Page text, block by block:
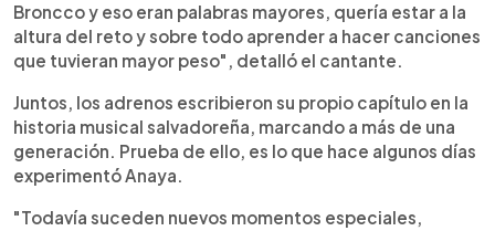
Broncco y eso eran palabras mayores, quería estar a la
altura del reto y sobre todo aprender a hacer canciones
que tuvieran mayor peso", detalló el cantante.
Juntos, los adrenos escribieron su propio capítulo en la
historia musical salvadoreña, marcando a más de una
generación. Prueba de ello, es lo que hace algunos días
experimentó Anaya.
"Todavía suceden nuevos momentos especiales,